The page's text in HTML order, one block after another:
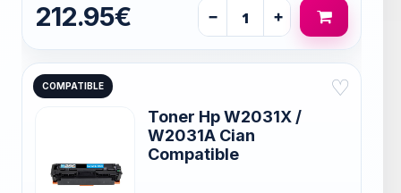
212.95€ − +
COMPATIBLE ♡
Toner Hp W2031X /
W2031A Cian
Compatible